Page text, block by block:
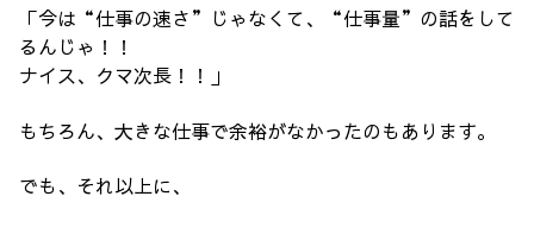
「今は“仕事の速さ”じゃなくて、“仕事量”の話をして
るんじゃ！！
ナイス、クマ次長！！」
もちろん、大きな仕事で余裕がなかったのもあります。
でも、それ以上に、